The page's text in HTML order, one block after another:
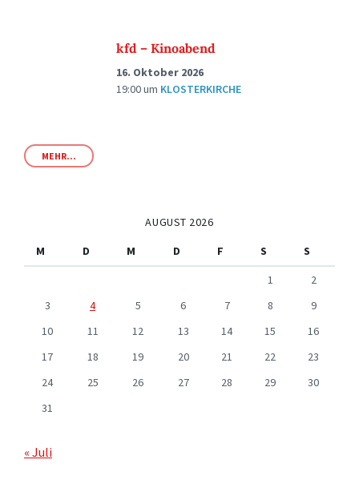
kfd – Kinoabend
16. Oktober 2026
19:00um KLOSTERKIRCHE
MEHR...
AUGUST 2026
M
D M D F S
S
1
2
3
4 5 6 7 8
9
10
11 12 13 14 15
16
17
18 19 20 21 22
23
24
25 26 27 28 29
30
31
« Juli